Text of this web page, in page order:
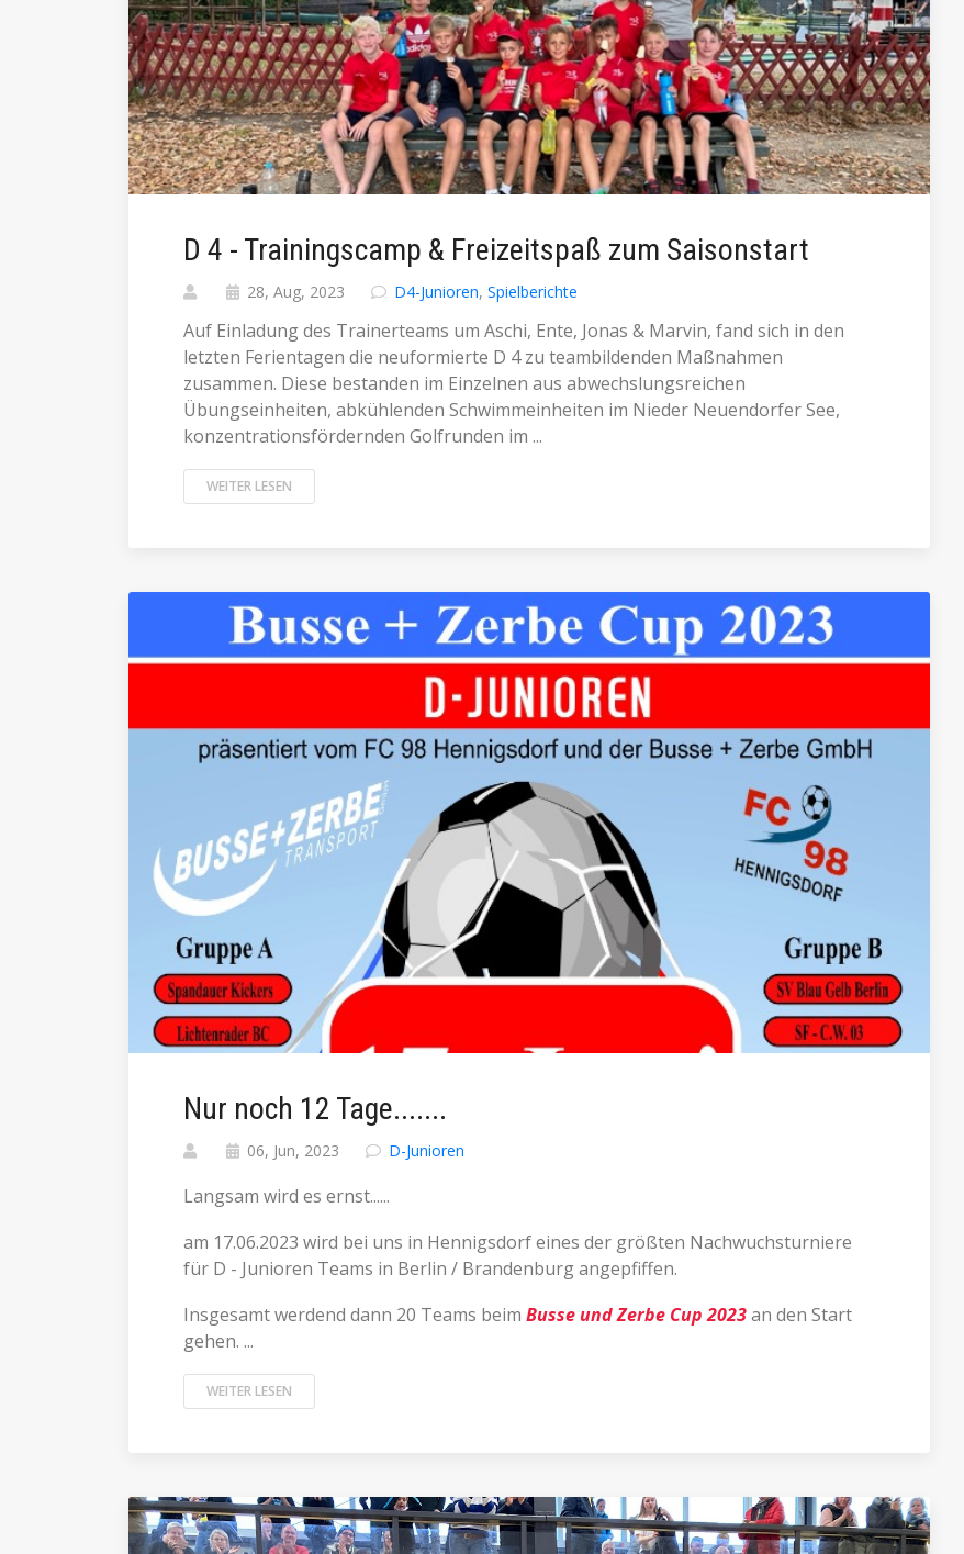
D 4 - Trainingscamp & Freizeitspaß zum Saisonstart
28, Aug, 2023 D4-Junioren, Spielberichte
Auf Einladung des Trainerteams um Aschi, Ente, Jonas & Marvin, fand sich in den
letzten Ferientagen die neuformierte D 4 zu teambildenden Maßnahmen
zusammen. Diese bestanden im Einzelnen aus abwechslungsreichen
Übungseinheiten, abkühlenden Schwimmeinheiten im Nieder Neuendorfer See,
konzentrationsfördernden Golfrunden im ...
WEITER LESEN
Nur noch 12 Tage.......
06, Jun, 2023 D-Junioren
Langsam wird es ernst......
am 17.06.2023 wird bei uns in Hennigsdorf eines der größten Nachwuchsturniere
für D - Junioren Teams in Berlin / Brandenburg angepfiffen.
Insgesamt werdend dann 20 Teams beim Busse und Zerbe Cup 2023an den Start
gehen. ...
WEITER LESEN